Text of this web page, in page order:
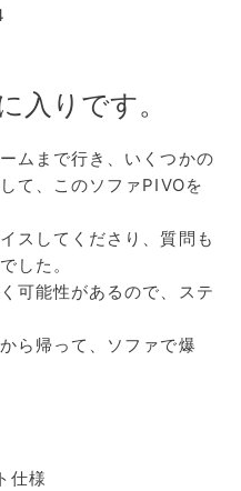
入りです。
ムまで行き、いくつかの
て、このソファPIVOを
スしてくださり、質問も
した。
可能性があるので、ステ
ら帰って、ソファで爆
仕様